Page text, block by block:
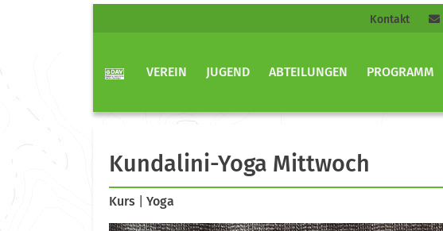
Kontakt
VEREIN JUGEND ABTEILUNGEN PROGRAMM
Kundalini-Yoga Mittwoch
Kurs Yoga